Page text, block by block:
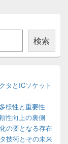
検索
タとICソケット
様性と重要性
性向上の裏側
の要となる存在
技術とその未来